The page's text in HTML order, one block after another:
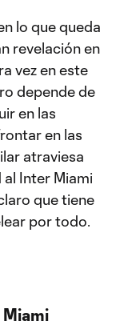
lo que queda
revelación en
vez en este
depende de
en las
en las
atraviesa
Inter Miami
que tiene
por todo.